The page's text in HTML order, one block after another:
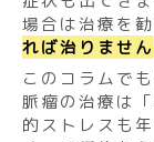
場合は治療を勧
れば治りません
このコラムで
脈瘤の治療は
的ストレスも